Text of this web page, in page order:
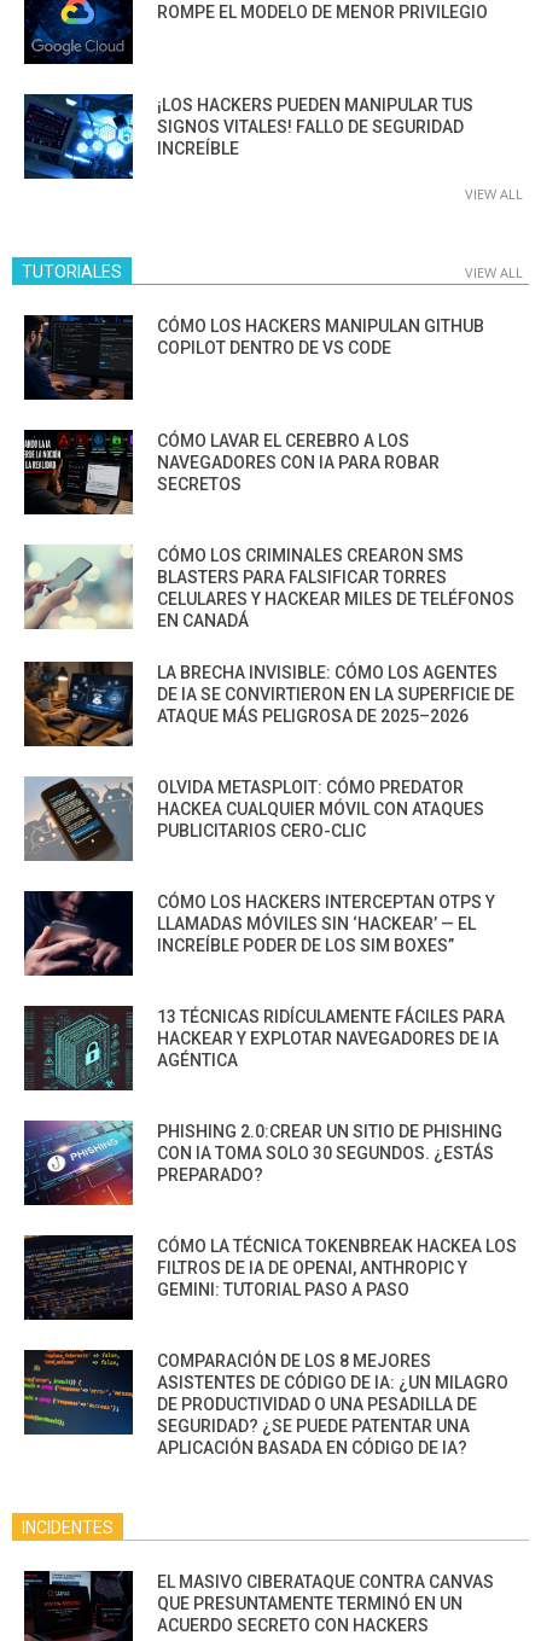
ROMPE EL MODELO DE MENOR PRIVILEGIO
¡LOS HACKERS PUEDEN MANIPULAR TUS
SIGNOS VITALES! FALLO DE SEGURIDAD
INCREÍBLE
VIEW ALL
TUTORIALES VIEW ALL
CÓMO LOS HACKERS MANIPULAN GITHUB
COPILOT DENTRO DE VS CODE
CÓMO LAVAR EL CEREBRO A LOS
NAVEGADORES CON IA PARA ROBAR
SECRETOS
CÓMO LOS CRIMINALES CREARON SMS
BLASTERS PARA FALSIFICAR TORRES
CELULARES Y HACKEAR MILES DE TELÉFONOS
EN CANADÁ
LA BRECHA INVISIBLE: CÓMO LOS AGENTES
DE IA SE CONVIRTIERON EN LA SUPERFICIE DE
ATAQUE MÁS PELIGROSA DE 2025–2026
OLVIDA METASPLOIT: CÓMO PREDATOR
HACKEA CUALQUIER MÓVIL CON ATAQUES
PUBLICITARIOS CERO-CLIC
CÓMO LOS HACKERS INTERCEPTAN OTPS Y
LLAMADAS MÓVILES SIN ‘HACKEAR’ — EL
INCREÍBLE PODER DE LOS SIM BOXES”
13 TÉCNICAS RIDÍCULAMENTE FÁCILES PARA
HACKEAR Y EXPLOTAR NAVEGADORES DE IA
AGÉNTICA
PHISHING 2.0:CREAR UN SITIO DE PHISHING
CON IA TOMA SOLO 30 SEGUNDOS. ¿ESTÁS
PREPARADO?
CÓMO LA TÉCNICA TOKENBREAK HACKEA LOS
FILTROS DE IA DE OPENAI, ANTHROPIC Y
GEMINI: TUTORIAL PASO A PASO
COMPARACIÓN DE LOS 8 MEJORES
ASISTENTES DE CÓDIGO DE IA: ¿UN MILAGRO
DE PRODUCTIVIDAD O UNA PESADILLA DE
SEGURIDAD? ¿SE PUEDE PATENTAR UNA
APLICACIÓN BASADA EN CÓDIGO DE IA?
INCIDENTES
EL MASIVO CIBERATAQUE CONTRA CANVAS
QUE PRESUNTAMENTE TERMINÓ EN UN
ACUERDO SECRETO CON HACKERS